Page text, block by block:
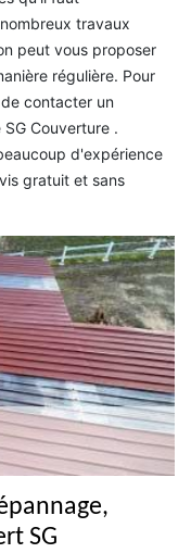
travaux
peut vous proposer
régulière. Pour
contacter un
Couverture .
d'expérience
gratuit et sans
SG